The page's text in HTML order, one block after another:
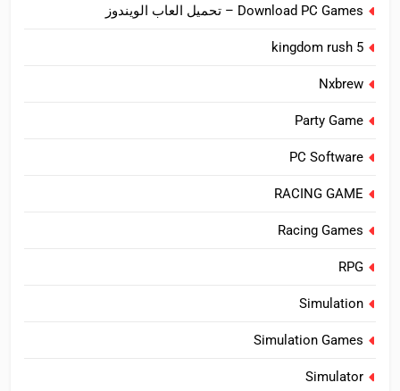
Download PC Games – تحميل العاب الويندوز
kingdom rush 5
Nxbrew
Party Game
PC Software
RACING GAME
Racing Games
RPG
Simulation
Simulation Games
Simulator